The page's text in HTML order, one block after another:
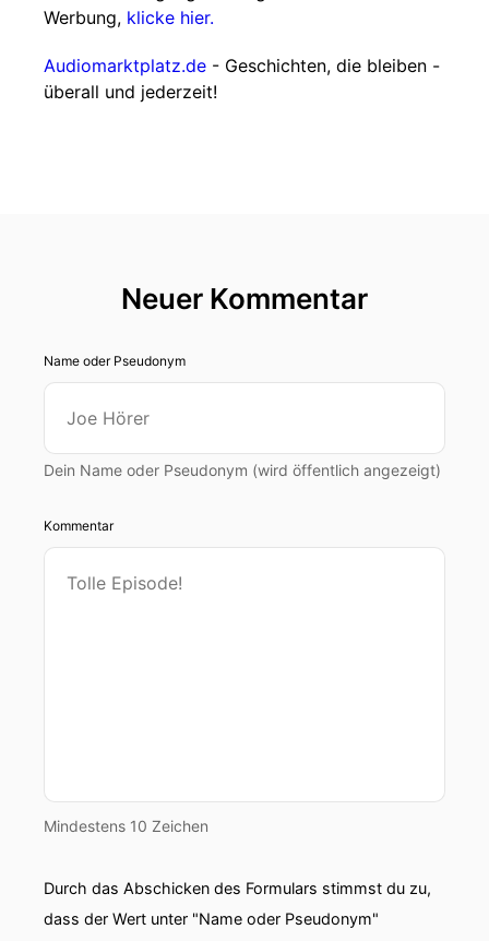
Werbung, klicke hier.
Audiomarktplatz.de - Geschichten, die bleiben -
überall und jederzeit!
Neuer Kommentar
Name oder Pseudonym
Dein Name oder Pseudonym (wird öffentlich angezeigt)
Kommentar
Mindestens 10 Zeichen
Durch das Abschicken des Formulars stimmst du zu,
dass der Wert unter "Name oder Pseudonym"